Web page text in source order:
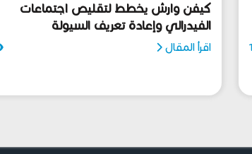
كيفن وارش يخطط لتقليص اجتماعات
الفيدرالي وإعادة تعريف السيولة
اقرأ المقال